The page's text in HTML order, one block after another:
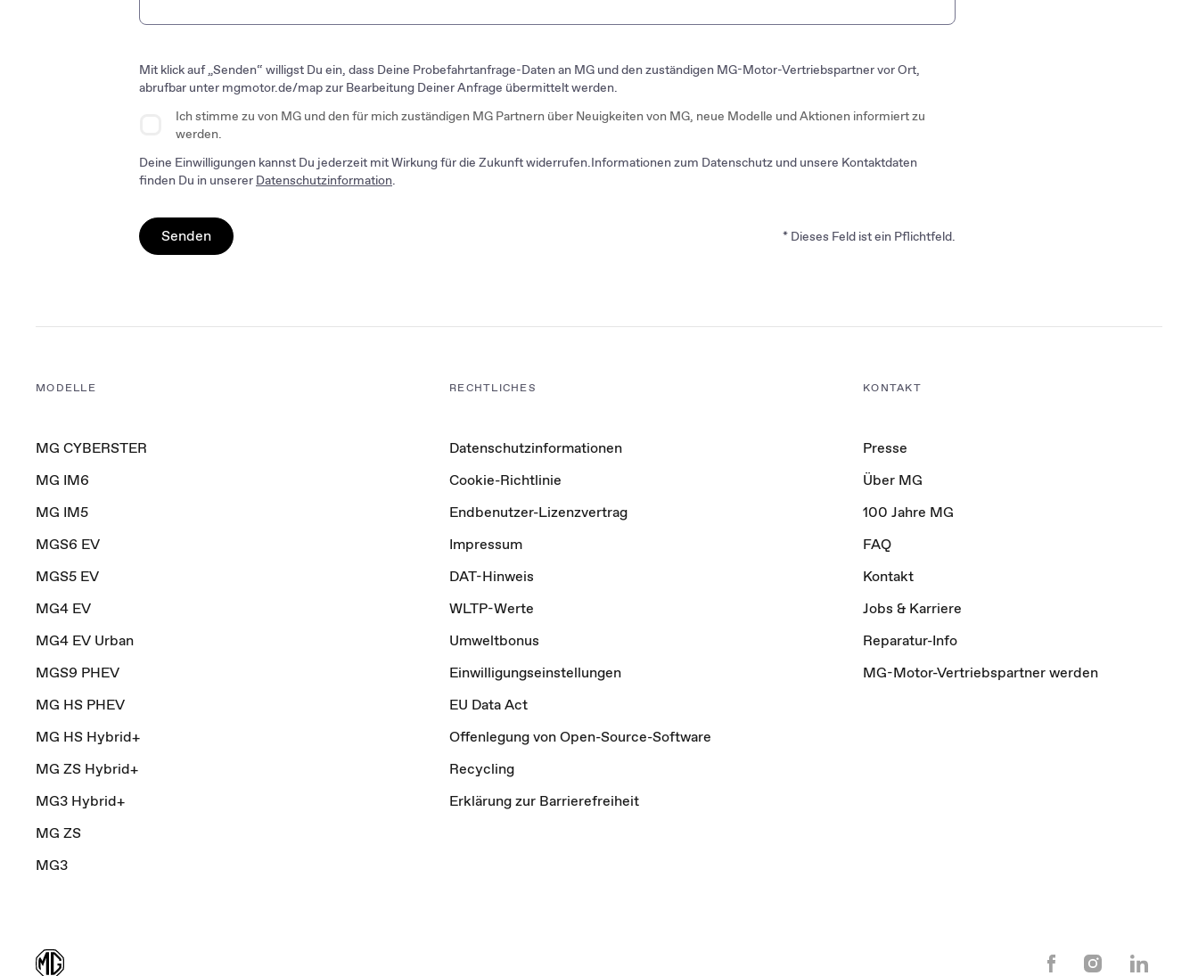
TV
Radio
MG Agent
MG Kundenempfehlung
Mit klick auf „Senden“ willigst Du ein, dass Deine Probefahrtanfrage-Daten an MG und den zuständigen MG-Motor-Vertriebspartner vor Ort,
abrufbar unter mgmotor.de/map zur Bearbeitung Deiner Anfrage übermittelt werden.
Ich stimme zu von MG und den für mich zuständigen MG Partnern über Neuigkeiten von MG, neue Modelle und Aktionen informiert zu
werden.
Deine Einwilligungen kannst Du jederzeit mit Wirkung für die Zukunft widerrufen.Informationen zum Datenschutz und unsere Kontaktdaten
finden Du in unserer Datenschutzinformation.
Senden * Dieses Feld ist ein Pflichtfeld.
MODELLE
MG CYBERSTER
MG IM6
MG IM5
MGS6 EV
MGS5 EV
MG4 EV
MG4 EV Urban
MGS9 PHEV
MG HS PHEV
MG HS Hybrid+
MG ZS Hybrid+
MG3 Hybrid+
MG ZS
MG3
RECHTLICHES
Datenschutzinformationen
Cookie-Richtlinie
Endbenutzer-Lizenzvertrag
Impressum
DAT-Hinweis
WLTP-Werte
Umweltbonus
Einwilligungseinstellungen
EU Data Act
Offenlegung von Open-Source-Software
Recycling
Erklärung zur Barrierefreiheit
KONTAKT
Presse
Über MG
100 Jahre MG
FAQ
Kontakt
Jobs & Karriere
Reparatur-Info
MG-Motor-Vertriebspartner werden